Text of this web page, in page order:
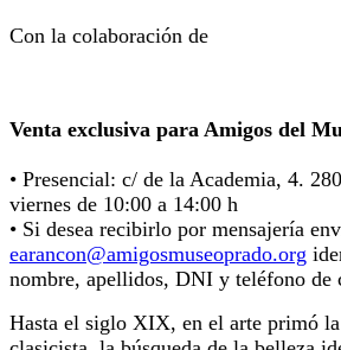
Con la colaboración de
Venta exclusiva para Amigos del
• Presencial: c/ de la Academia, 4.
viernes de 10:00 a 14:00 h
• Si desea recibirlo por mensajería
earancon@amigosmuseoprado.org
nombre, apellidos, DNI y teléfono de
Hasta el siglo XIX, en el arte primó